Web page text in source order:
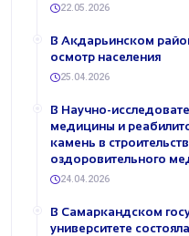
22.05.2026
В Акдарьинском
осмотр населения
25.04.2026
В Научно-
медицины и
камень в
оздоровительного
24.04.2026
В Самаркандском
университете